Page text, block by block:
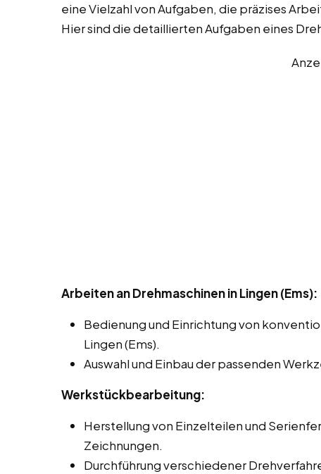
eine Vielzahl von Aufgaben, die präzises
Hier sind die detaillierten Aufgaben eines
Arbeiten an Drehmaschinen in Lingen (Ems):
Bedienung und Einrichtung von
Lingen (Ems).
Auswahl und Einbau der passenden
Werkstückbearbeitung:
Herstellung von Einzelteilen und
Zeichnungen.
Durchführung verschiedener